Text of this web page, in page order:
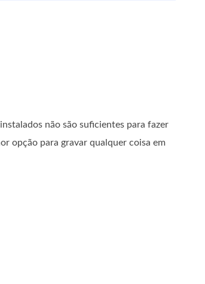
não são suficientes para fazer
opção para gravar qualquer coisa em